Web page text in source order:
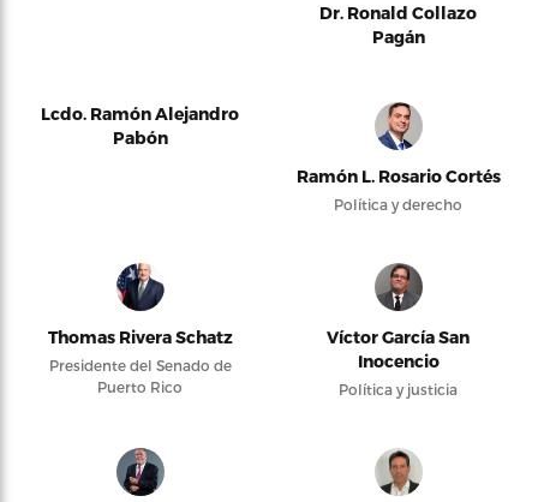
Dr. Ronald Collazo
Pagán
Lcdo. Ramón Alejandro
Pabón
Ramón L. Rosario Cortés
Política y derecho
Thomas Rivera Schatz
Presidente del Senado de
Puerto Rico
Víctor García San
Inocencio
Política y justicia